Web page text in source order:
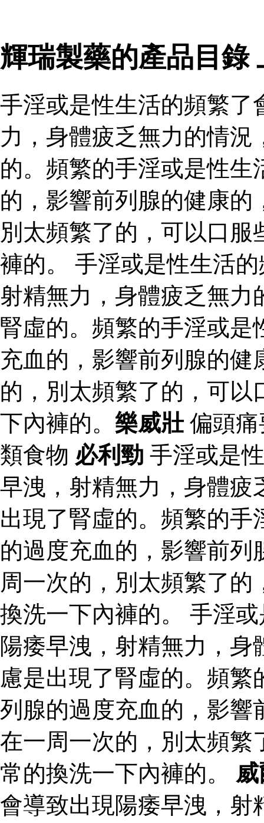
輝瑞製藥的產品目錄
手淫或是性生活的頻繁了
力，身體疲乏無力的情
的。頻繁的手淫或是性
的，影響前列腺的健康
別太頻繁了的，可以口
褲的。 手淫或是性生活
射精無力，身體疲乏無力
腎虛的。頻繁的手淫或是
充血的，影響前列腺的
的，別太頻繁了的，可
下內褲的。 樂威壯偏頭痛
類食物 必利勁 手淫或是
早洩，射精無力，身體疲
出現了腎虛的。頻繁的
的過度充血的，影響前
周一次的，別太頻繁了
換洗一下內褲的。 手淫
陽痿早洩，射精無力，
慮是出現了腎虛的。頻
列腺的過度充血的，影響
在一周一次的，別太頻繁
常的換洗一下內褲的。
會導致出現陽痿早洩，射